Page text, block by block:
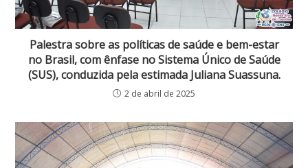
Palestra sobre as políticas de saúde e bem-estar
no Brasil, com ênfase no Sistema Único de Saúde
(SUS), conduzida pela estimada Juliana Suassuna.
2 de abril de 2025